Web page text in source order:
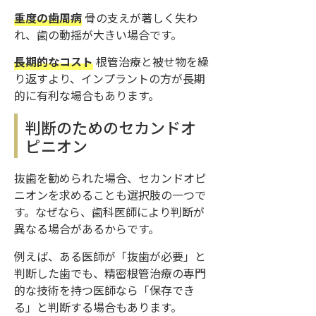
重度の歯周病 骨の支えが著しく失わ
れ、歯の動揺が大きい場合です。
長期的なコスト根管治療と被せ物を繰
り返すより、インプラントの方が長期
的に有利な場合もあります。
判断のためのセカンドオ
ピニオン
抜歯を勧められた場合、セカンドオピ
ニオンを求めることも選択肢の一つで
す。なぜなら、歯科医師により判断が
異なる場合があるからです。
例えば、ある医師が「抜歯が必要」と
判断した歯でも、精密根管治療の専門
的な技術を持つ医師なら「保存でき
る」と判断する場合もあります。